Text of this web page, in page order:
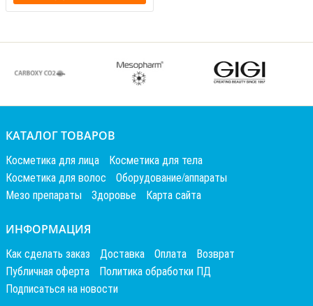
КАТАЛОГ ТОВАРОВ
Косметика для лица
Косметика для тела
Косметика для волос
Оборудование/аппараты
Мезо препараты
Здоровье Карта сайта
ИНФОРМАЦИЯ
Как сделать заказ Доставка Оплата
Возврат
Публичная оферта
Политика обработки ПД
Подписаться на новости